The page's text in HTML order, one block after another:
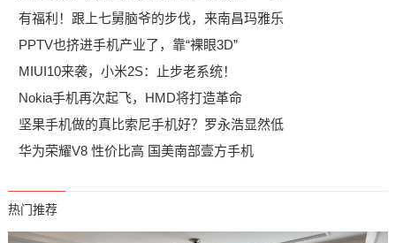
有福利！跟上七舅脑爷的步伐，来南昌玛雅乐
PPTV也挤进手机产业了，靠“裸眼3D”
MIUI10来袭，小米2S：止步老系统！
Nokia手机再次起飞，HMD将打造革命
坚果手机做的真比索尼手机好？罗永浩显然低
华为荣耀V8 性价比高 国美南部壹方手机
热门推荐